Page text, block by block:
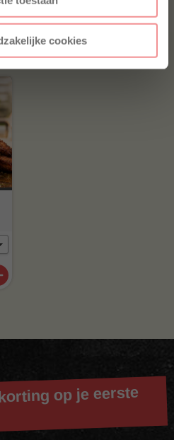
cookies
op je eerste